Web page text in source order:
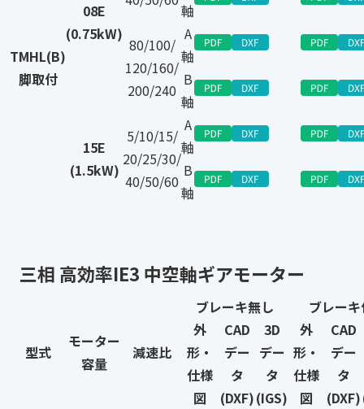
TMHL(B)
脚取付
08E
(0.75kW)
軸
80/100/
120/160/
200/240
A
軸
B
軸
15E
(1.5kW)
5/10/15/
20/25/30/
40/50/60
A
軸
B
軸
三相 高効率IE3 中空軸ギアモーター
型式
モーター
容量
減速比
ブレーキ無し
ブレーキ
外
形・
仕様
図
CAD
デー
タ
(DXF)
3D
デー
タ
(IGS)
外
形・
仕様
図
CAD
デー
タ
(DXF)